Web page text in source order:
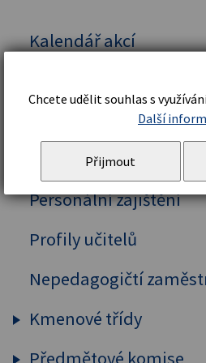
Kalendář akcí
Organizační řád a
Školní řád
Personální zajištění
Profily učitelů
Nepedagogičtí
Kmenové třídy
Prima
Chcete udělit souhlas s
Další
Přijmout